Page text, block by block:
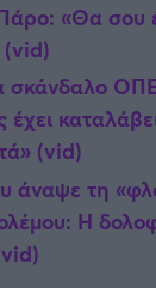
«Θα σου
(vid)
σκάνδαλο
(vid)
άναψε τη
Η